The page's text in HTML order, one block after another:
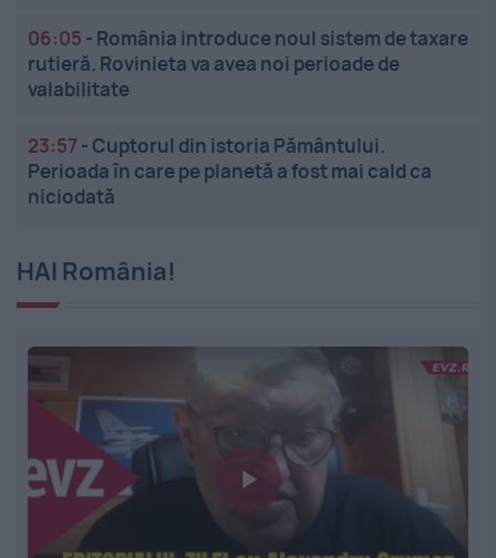
06:05 - România introduce noul sistem de taxare
rutieră. Rovinieta va avea noi perioade de
valabilitate
23:57 -Cuptorul din istoria Pământului.
Perioada în care pe planetă a fost mai cald ca
niciodată
HAI România!